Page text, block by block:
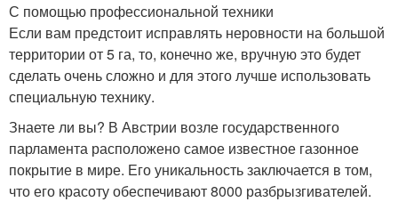
С помощью профессиональной техники
Если вам предстоит исправлять неровности на большой
территории от 5 га, то, конечно же, вручную это будет
сделать очень сложно и для этого лучше использовать
специальную технику.
Знаете ли вы? В Австрии возле государственного
парламента расположено самое известное газонное
покрытие в мире. Его уникальность заключается в том,
что его красоту обеспечивают 8000 разбрызгивателей.